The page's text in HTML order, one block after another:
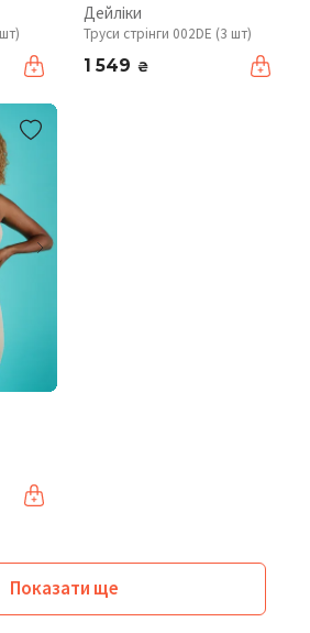
Дейліки
Труси стрінги 002DE (3 шт)
1 549 ₴
Показати ще